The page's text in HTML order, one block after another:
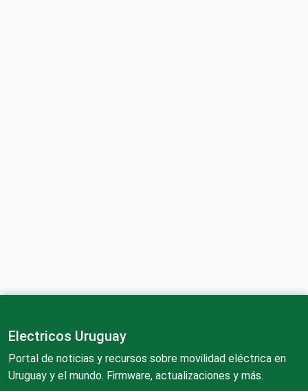
Electricos Uruguay
Portal de noticias y recursos sobre movilidad eléctrica en
Uruguay y el mundo. Firmware, actualizaciones y más.